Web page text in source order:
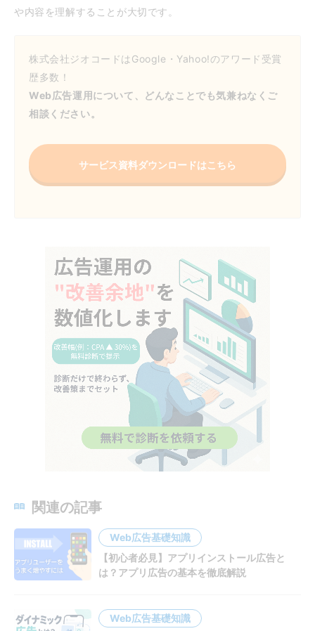
や内容を理解することが大切です。
株式会社ジオコードはGoogle・Yahoo!のアワード受賞
歴多数！
Web広告運用について、どんなことでも気兼ねなくご
相談ください。
サービス資料ダウンロードはこちら
関連の記事
Web広告基礎知識
【初心者必見】アプリインストール広告と
は？アプリ広告の基本を徹底解説
Web広告基礎知識